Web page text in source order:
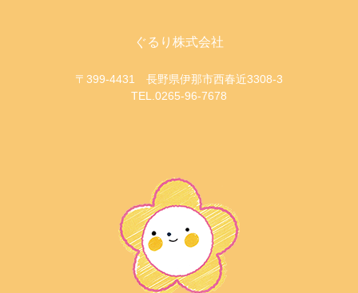
ぐるり株式会社
〒399-4431 長野県伊那市西春近3308-3
TEL.0265-96-7678